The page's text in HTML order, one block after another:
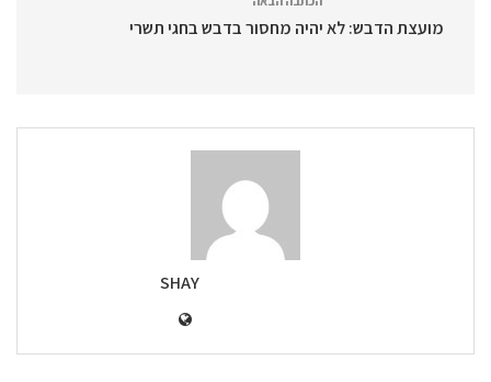
מועצת הדבש: לא יהיה מחסור בדבש בחגי תשרי
SHAY